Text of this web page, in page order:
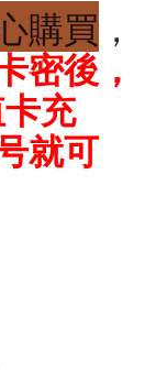
購買 ，
密後，
充
就可